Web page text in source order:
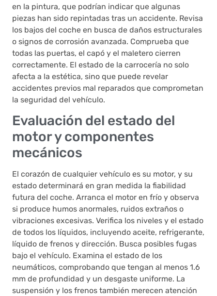
en la pintura, que podrían indicar que algunas
piezas han sido repintadas tras un accidente. Revisa
los bajos del coche en busca de daños estructurales
o signos de corrosión avanzada. Comprueba que
todas las puertas, el capó y el maletero cierren
correctamente. El estado de la carrocería no solo
afecta a la estética, sino que puede revelar
accidentes previos mal reparados que comprometan
la seguridad del vehículo.
Evaluación del estado del
motor y componentes
mecánicos
El corazón de cualquier vehículo es su motor, y su
estado determinará en gran medida la fiabilidad
futura del coche. Arranca el motor en frío y observa
si produce humos anormales, ruidos extraños o
vibraciones excesivas. Verifica los niveles y el estado
de todos los líquidos, incluyendo aceite, refrigerante,
líquido de frenos y dirección. Busca posibles fugas
bajo el vehículo. Examina el estado de los
neumáticos, comprobando que tengan al menos 1.6
mm de profundidad y un desgaste uniforme. La
suspensión y los frenos también merecen atención